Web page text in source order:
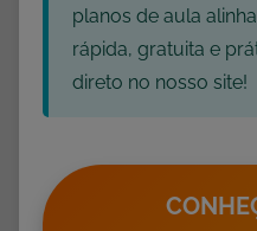
i
planos de aula
rápida, gratuita e
direto no nosso site!